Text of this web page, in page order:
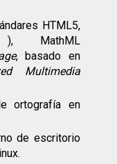
HTML5,
), MathML
, basado en
Multimedia
ortografía en
de escritorio